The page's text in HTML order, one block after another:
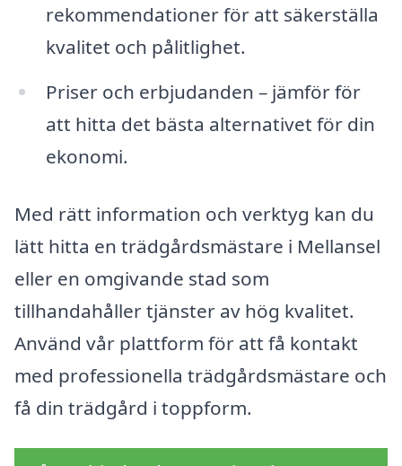
rekommendationer för att säkerställa
kvalitet och pålitlighet.
Priser och erbjudanden – jämför för
att hitta det bästa alternativet för din
ekonomi.
Med rätt information och verktyg kan du
lätt hitta en trädgårdsmästare i Mellansel
eller en omgivande stad som
tillhandahåller tjänster av hög kvalitet.
Använd vår plattform för att få kontakt
med professionella trädgårdsmästare och
få din trädgård i toppform.